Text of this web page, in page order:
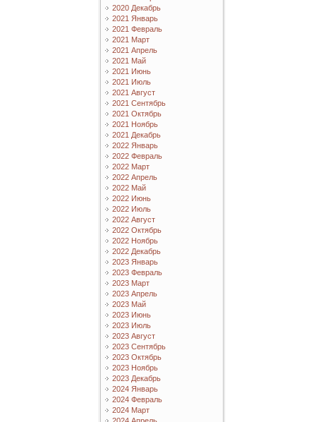
2020 Декабрь
2021 Январь
2021 Февраль
2021 Март
2021 Апрель
2021 Май
2021 Июнь
2021 Июль
2021 Август
2021 Сентябрь
2021 Октябрь
2021 Ноябрь
2021 Декабрь
2022 Январь
2022 Февраль
2022 Март
2022 Апрель
2022 Май
2022 Июнь
2022 Июль
2022 Август
2022 Октябрь
2022 Ноябрь
2022 Декабрь
2023 Январь
2023 Февраль
2023 Март
2023 Апрель
2023 Май
2023 Июнь
2023 Июль
2023 Август
2023 Сентябрь
2023 Октябрь
2023 Ноябрь
2023 Декабрь
2024 Январь
2024 Февраль
2024 Март